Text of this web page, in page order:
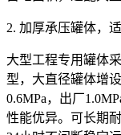
2. 加厚承压罐体，
大型工程专用罐体
型，大直径罐体增
0.6MPa，出厂
性能优异。可长期